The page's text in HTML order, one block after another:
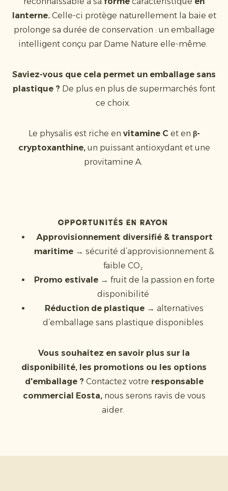
lanterne. Celle-ci protège naturellement la baie et
prolonge sa durée de conservation : un emballage
intelligent conçu par Dame Nature elle-même.
Saviez-vous que cela permet un emballage sans
plastique ? De plus en plus de supermarchés font
ce choix.
Le physalis est riche en vitamine C et en β-
cryptoxanthine,un puissant antioxydant et une
provitamine A.
Opportunités en rayon
Approvisionnement diversifié & transport
maritime → sécurité d’approvisionnement &
faible CO₂
Promo estivale → fruit de la passion en forte
disponibilité
Réduction de plastique → alternatives
d’emballage sans plastique disponibles
Vous souhaitez en savoir plus sur la
disponibilité, les promotions ou les options
d'emballage ? Contactez votre responsable
commercial Eosta,nous serons ravis de vous
aider.